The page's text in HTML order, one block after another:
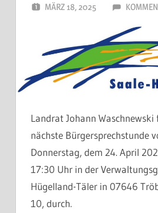
MÄRZ 18, 2025 SCHWARZ
Landrat Johann Waschnewski
nächste Bürgersprechstunde
Donnerstag, dem 24. April
17:30 Uhr in der
Hügelland-Täler in 07646
10, durch.